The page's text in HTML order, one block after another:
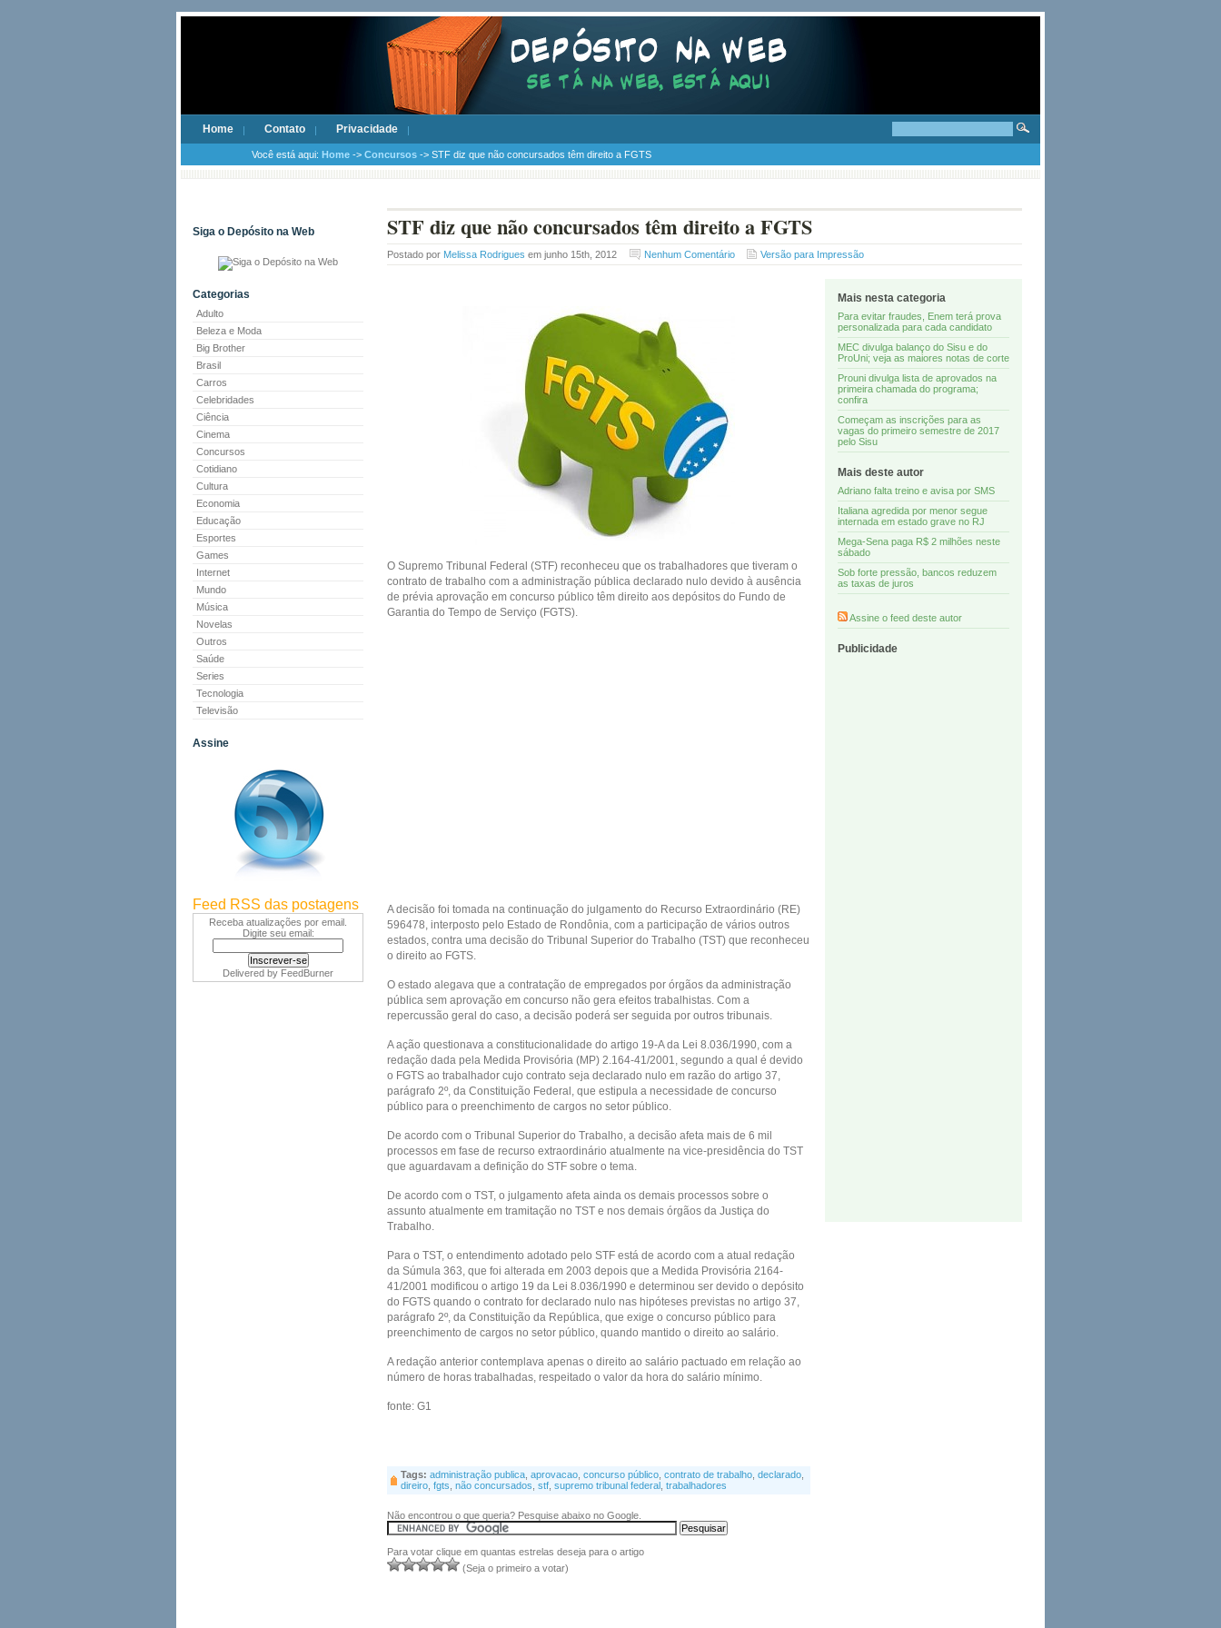
Home Contato Privacidade
Você está aqui: Home -> Concursos -> STF diz que não concursados têm direito a FGTS
Siga o Depósito na Web
Categorias
Adulto
Beleza e Moda
Big Brother
Brasil
Carros
Celebridades
Ciência
Cinema
Concursos
Cotidiano
Cultura
Economia
Educação
Esportes
Games
Internet
Mundo
Música
Novelas
Outros
Saúde
Series
Tecnologia
Televisão
Assine
Feed RSS das postagens
Receba atualizações por email.
Digite seu email:
Delivered by FeedBurner
STF diz que não concursados têm direito a FGTS
Postado por Melissa Rodrigues em junho 15th, 2012 Nenhum Comentário Versão para Impressão
O Supremo Tribunal Federal (STF) reconheceu que os trabalhadores que tiveram o
contrato de trabalho com a administração pública declarado nulo devido à ausência
de prévia aprovação em concurso público têm direito aos depósitos do Fundo de
Garantia do Tempo de Serviço (FGTS).
A decisão foi tomada na continuação do julgamento do Recurso Extraordinário (RE)
596478, interposto pelo Estado de Rondônia, com a participação de vários outros
estados, contra uma decisão do Tribunal Superior do Trabalho (TST) que reconheceu
o direito ao FGTS.
O estado alegava que a contratação de empregados por órgãos da administração
pública sem aprovação em concurso não gera efeitos trabalhistas. Com a
repercussão geral do caso, a decisão poderá ser seguida por outros tribunais.
A ação questionava a constitucionalidade do artigo 19-A da Lei 8.036/1990, com a
redação dada pela Medida Provisória (MP) 2.164-41/2001, segundo a qual é devido
o FGTS ao trabalhador cujo contrato seja declarado nulo em razão do artigo 37,
parágrafo 2º, da Constituição Federal, que estipula a necessidade de concurso
público para o preenchimento de cargos no setor público.
De acordo com o Tribunal Superior do Trabalho, a decisão afeta mais de 6 mil
processos em fase de recurso extraordinário atualmente na vice-presidência do TST
que aguardavam a definição do STF sobre o tema.
De acordo com o TST, o julgamento afeta ainda os demais processos sobre o
assunto atualmente em tramitação no TST e nos demais órgãos da Justiça do
Trabalho.
Para o TST, o entendimento adotado pelo STF está de acordo com a atual redação
da Súmula 363, que foi alterada em 2003 depois que a Medida Provisória 2164-
41/2001 modificou o artigo 19 da Lei 8.036/1990 e determinou ser devido o depósito
do FGTS quando o contrato for declarado nulo nas hipóteses previstas no artigo 37,
parágrafo 2º, da Constituição da República, que exige o concurso público para
preenchimento de cargos no setor público, quando mantido o direito ao salário.
A redação anterior contemplava apenas o direito ao salário pactuado em relação ao
número de horas trabalhadas, respeitado o valor da hora do salário mínimo.
fonte: G1
Mais nesta categoria
Para evitar fraudes, Enem terá prova
personalizada para cada candidato
MEC divulga balanço do Sisu e do
ProUni; veja as maiores notas de corte
Prouni divulga lista de aprovados na
primeira chamada do programa;
confira
Começam as inscrições para as
vagas do primeiro semestre de 2017
pelo Sisu
Mais deste autor
Adriano falta treino e avisa por SMS
Italiana agredida por menor segue
internada em estado grave no RJ
Mega-Sena paga R$ 2 milhões neste
sábado
Sob forte pressão, bancos reduzem
as taxas de juros
Assine o feed deste autor
Publicidade
Tags: administração publica aprovacao concurso público contrato de trabalho declarado
direiro fgts não concursados stf supremo tribunal federal trabalhadores
Não encontrou o que queria? Pesquise abaixo no Google.
Para votar clique em quantas estrelas deseja para o artigo
(Seja o primeiro a votar)